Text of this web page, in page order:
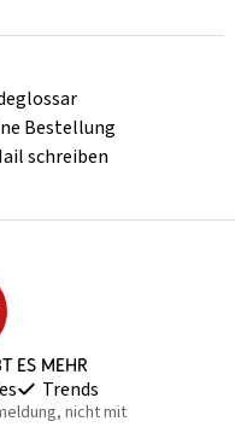
Bestellung
schreiben
es mehr
Trends
nicht mit